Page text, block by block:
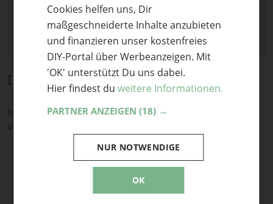
Diskussion
Noch keine Kommentare — sei die Erste oder der Erste und teile
Cookies helfen uns, Dir
maßgeschneiderte Inhalte anzubieten
und finanzieren unser kostenfreies
DIY-Portal über Werbeanzeigen. Mit
'OK' unterstützt Du uns dabei.
Hier findest du weitere Informationen.
PARTNER ANZEIGEN (18) →
OK
NUR NOTWENDIGE